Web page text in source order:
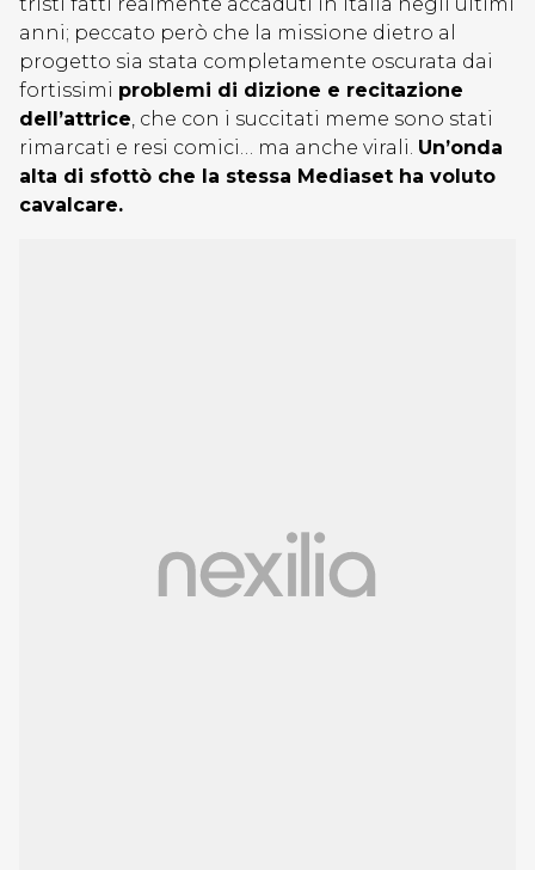
anni; peccato però che la missione dietro al
progetto sia stata completamente oscurata dai
fortissimi problemi di dizione e recitazione
dell’attrice, che con i succitati meme sono stati
rimarcati e resi comici… ma anche virali. Un’onda
alta di sfottò che la stessa Mediaset ha voluto
cavalcare.